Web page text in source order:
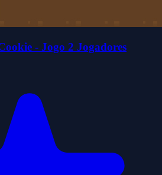
- Jogo 2 Jogadores